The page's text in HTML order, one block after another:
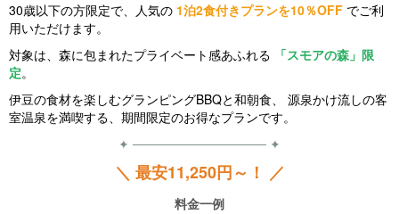
30歳以下の方限定で、人気の 1泊2食付きプランを10％OFF でご利
用いただけます。
対象は、森に包まれたプライベート感あふれる
「スモアの森」限
定。
伊豆の食材を楽しむグランピングBBQと和朝食、 源泉かけ流しの客
室温泉を満喫する、期間限定のお得なプランです。
✦ ─────────────── ✦
＼ 最安11,250円～！ ／
料金一例